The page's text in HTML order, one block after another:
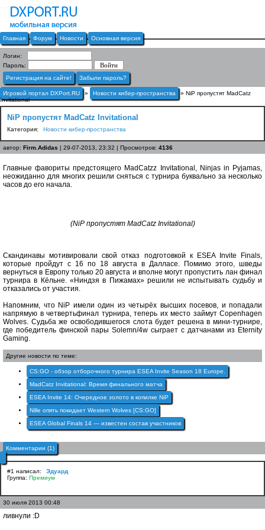
Главная Форум Новости Основная версия
Логин:
Пароль:
Регистрация на сайте!
Забыли пароль?
Игровой портал DXPort.RU » Новости кибер-пространства
» NiP пропустят MadCatz
Invitational
NiP пропустят MadCatz Invitational
Категория: Новости кибер-пространства
автор: Firm.Adidas | 29-07-2013, 23:32 | Просмотров: 4136
Главные фавориты предстоящего MadCatzz Invitational, Ninjas in Pyjamas,
неожиданно для многих решили сняться с турнира буквально за несколько
часов до его начала.
(NiP пропустят MadCatz Invitational)
Скандинавы мотивировали свой отказ подготовкой к ESEA Invite Finals,
которые пройдут с 16 по 18 августа в Далласе. Помимо этого, шведы
вернуться в Европу только 20 августа и вполне могут пропустить лан финал
турнира в Кёльне. «Ниндзя в Пижамах» решили не испытывать судьбу и
отказались от участия.
Напомним, что NiP имели один из четырёх высших посевов, и попадали
напрямую в четвертьфинал турнира, теперь их место займут Copenhagen
Wolves. Судьба же освободившегося слота будет решена в мини-турнире,
где победитель финской пары Solemn/4w сыграет с датчанами из Eternity
Gaming.
Другие новости по теме:
CS:GO - обзор отборочного турнира ESEA Invite Season 18 Europe.
MadCatz Invitational: Время финального матча
ESEA Invite 14: Очередное золото в копилке NiP
Nille опять покидает Western Wolves [CS:GO]
ESEA Global Finals 14 — известен состав участников
Комментарии (1)
#1 написал:
Эдуард
Группа: Премиум
30 июля 2013 00:48
ливнули :D